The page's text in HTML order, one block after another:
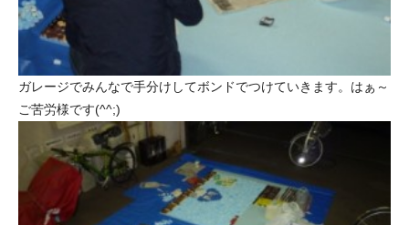
ガレージでみんなで手分けしてボンドでつけていきます。はぁ～
ご苦労様です(^^;)